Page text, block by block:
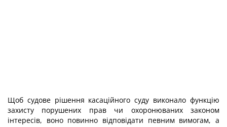
Щоб судове рішення касаційного суду виконало функцію
захисту порушених прав чи охоронюваних законом
інтересів, воно повинно відповідати певним вимогам, а